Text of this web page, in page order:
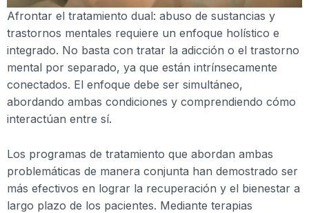
Afrontar el tratamiento dual: abuso de sustancias y
trastornos mentales requiere un enfoque holístico e
integrado. No basta con tratar la adicción o el trastorno
mental por separado, ya que están intrínsecamente
conectados. El enfoque debe ser simultáneo,
abordando ambas condiciones y comprendiendo cómo
interactúan entre sí.
Los programas de tratamiento que abordan ambas
problemáticas de manera conjunta han demostrado ser
más efectivos en lograr la recuperación y el bienestar a
largo plazo de los pacientes. Mediante terapias